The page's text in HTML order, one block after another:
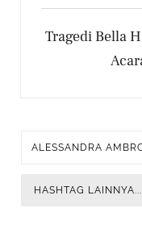
Tragedi Bella
ALESSANDRA
HASHTAG LAINNYA...